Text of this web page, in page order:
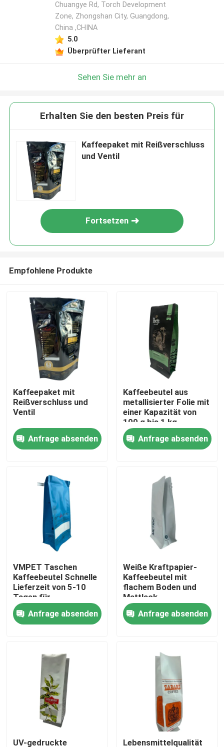
Produkte
Über uns
Fabrik-Ausflug
Qualitätskontrolle
Treten Sie mit uns in Verbindung
Verpacken- der Lebensmittelbeutel
Ausgussverpackungsbeutel
Chuangye Rd, Torch Development
Zone, Zhongshan City, Guangdong,
China ,CHINA
5.0
Überprüfter Lieferant
Sehen Sie mehr an
Erhalten Sie den besten Preis für
Kaffeepaket mit Reißverschluss
und Ventil
Fortsetzen
Empfohlene Produkte
Kaffeepaket mit
Reißverschluss und
Ventil
Anfrage absenden
Kaffeebeutel aus
metallisierter Folie mit
einer Kapazität von
100 g bis 1 kg
Anfrage absenden
VMPET Taschen
Kaffeebeutel Schnelle
Lieferzeit von 5-10
Tagen für
kundenspezifische
DesignsAnfrage absenden
Weiße Kraftpapier-
Kaffeebeutel mit
flachem Boden und
Mattlack
Anfrage absenden
UV-gedruckte Lebensmittelqualität